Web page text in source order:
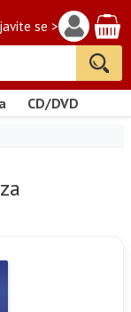
se >
CD/DVD